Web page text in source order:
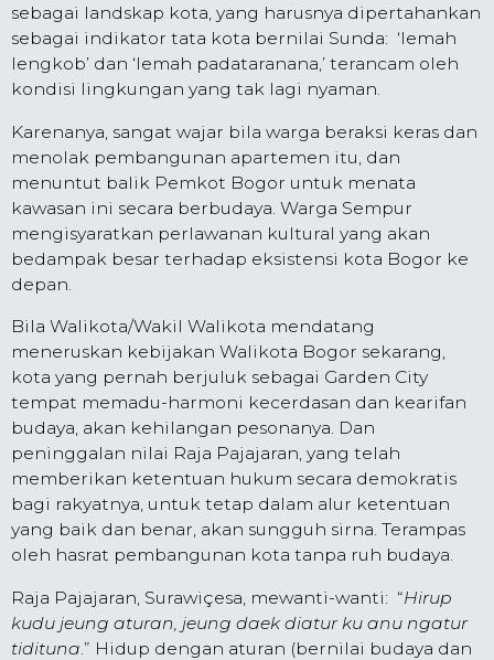
sebagai landskap kota, yang harusnya dipertahankan
sebagai indikator tata kota bernilai Sunda: ‘lemah
lengkob’ dan ‘lemah padataranana,’ terancam oleh
kondisi lingkungan yang tak lagi nyaman.
Karenanya, sangat wajar bila warga beraksi keras dan
menolak pembangunan apartemen itu, dan
menuntut balik Pemkot Bogor untuk menata
kawasan ini secara berbudaya. Warga Sempur
mengisyaratkan perlawanan kultural yang akan
bedampak besar terhadap eksistensi kota Bogor ke
depan.
Bila Walikota/Wakil Walikota mendatang
meneruskan kebijakan Walikota Bogor sekarang,
kota yang pernah berjuluk sebagai Garden City
tempat memadu-harmoni kecerdasan dan kearifan
budaya, akan kehilangan pesonanya. Dan
peninggalan nilai Raja Pajajaran, yang telah
memberikan ketentuan hukum secara demokratis
bagi rakyatnya, untuk tetap dalam alur ketentuan
yang baik dan benar, akan sungguh sirna. Terampas
oleh hasrat pembangunan kota tanpa ruh budaya.
Raja Pajajaran, Surawiçesa, mewanti-wanti: “Hirup
kudu jeung aturan, jeung daek diatur ku anu ngatur
tidituna.” Hidup dengan aturan (bernilai budaya dan